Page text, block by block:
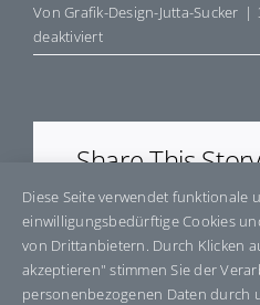
VonGrafik-Design-Jutta-Sucker |
deaktiviertfür
E63010
Share This
Facebook Bluesky
Diese Seite verwendet funktionale
einwilligungsbedürftige Cookies
von Drittanbietern. Durch Klicken
akzeptieren" stimmen Sie der
personenbezogenen Daten durch